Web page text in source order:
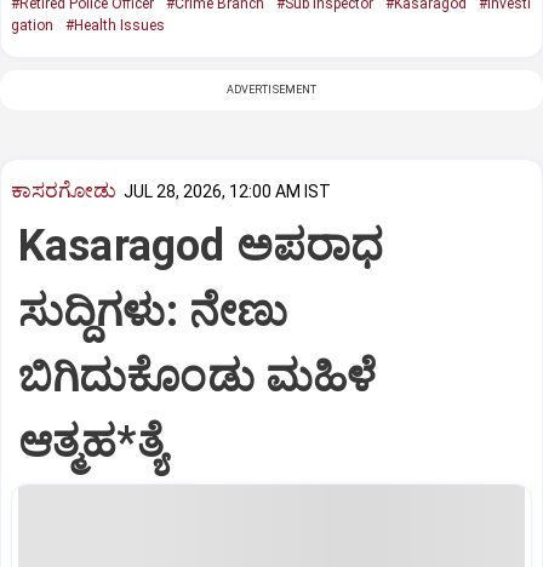
#Retired Police Officer #Crime Branch #Sub Inspector #Kasaragod
#Investi
gation
#Health Issues
ADVERTISEMENT
ಕಾಸರಗೋಡು JUL 28, 2026, 12:00 AM IST
Kasaragod ಅಪರಾಧ
ಸುದ್ದಿಗಳು: ನೇಣು
ಬಿಗಿದುಕೊಂಡು ಮಹಿಳೆ
ಆತ್ಮಹ*ತ್ಯೆ